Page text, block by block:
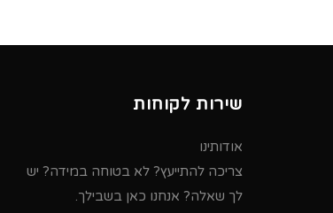
שירות לקוחות
אודותינו
צריכה להתייעץ? לא בטוחה במידה? יש
לך שאלה? אנחנו כאן בשבילך.